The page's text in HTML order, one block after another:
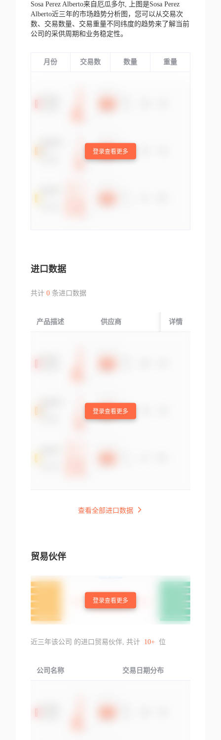
Sosa Perez Alberto来自厄瓜多尔,
上图是Sosa Perez
Alberto近三年的市场趋势分析图，您可以从交易次
数、交易数量、交易重量不同纬度的趋势来了解当前
公司的采供周期和业务稳定性。
月份 交易数 数量 重量
登录查看更多
进口数据
共计 0条进口数据
产品描述 供应商 起运国/地区
详情
登录查看更多
查看全部进口数据
贸易伙伴
登录查看更多
近三年该公司 的进口贸易伙伴, 共计 10+ 位
公司名称 交易日期分布